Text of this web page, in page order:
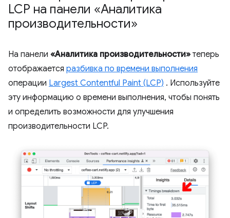
LCP на панели «Аналитика
производительности»
На панели «Аналитика производительности» теперь
отображается разбивка по времени выполнения
операции Largest Contentful Paint (LCP) . Используйте
эту информацию о времени выполнения, чтобы понять
и определить возможности для улучшения
производительности LCP.